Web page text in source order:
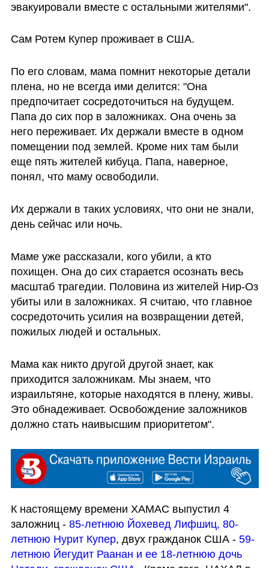
эвакуировали вместе с остальными жителями".
Сам Ротем Купер проживает в США.
По его словам, мама помнит некоторые детали
плена, но не всегда ими делится: "Она
предпочитает сосредоточиться на будущем.
Папа до сих пор в заложниках. Она очень за
него переживает. Их держали вместе в одном
помещении под землей. Кроме них там были
еще пять жителей кибуца. Папа, наверное,
понял, что маму освободили.
Их держали в таких условиях, что они не знали,
день сейчас или ночь.
Маме уже рассказали, кого убили, а кто
похищен. Она до сих старается осознать весь
масштаб трагедии. Половина из жителей Нир-Оз
убиты или в заложниках. Я считаю, что главное
сосредоточить усилия на возвращении детей,
пожилых людей и остальных.
Мама как никто другой другой знает, как
приходится заложникам. Мы знаем, что
израильтяне, которые находятся в плену, живы.
Это обнадеживает. Освобождение заложников
должно стать наивысшим приоритетом".
К настоящему времени ХАМАС выпустил 4
заложниц - 85-летнюю Йохевед Лифшиц, 80-
летнюю Нурит Купер, двух гражданок США - 59-
летнюю Йегудит Раанан и ее 18-летнюю дочь